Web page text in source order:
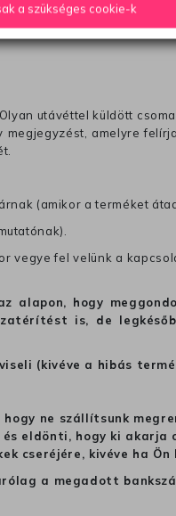
utávéttel küldött
amelyre
(amikor a terméket
vegye fel velünk a
alapon, hogy
is, de
(kivéve a hibás
ne szállítsunk
eldönti, hogy ki akarja
cseréjére, kivéve ha Ön
a megadott
a szükséges cookie-k